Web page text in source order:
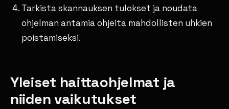
Tarkista skannauksen tulokset ja noudata
ohjelman antamia ohjeita mahdollisten uhkien
poistamiseksi.
Yleiset haittaohjelmat ja
niiden vaikutukset